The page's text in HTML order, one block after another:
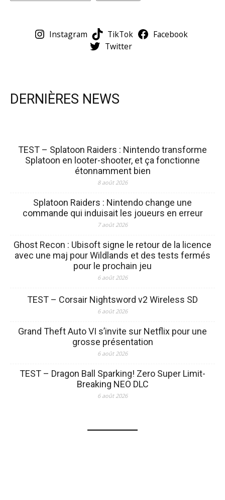
Instagram TikTok
Facebook
Twitter
DERNIÈRES NEWS
TEST – Splatoon Raiders : Nintendo transforme
Splatoon en looter-shooter, et ça fonctionne
étonnamment bien
8 août 2026
Splatoon Raiders : Nintendo change une
commande qui induisait les joueurs en erreur
7 août 2026
Ghost Recon : Ubisoft signe le retour de la licence
avec une maj pour Wildlands et des tests fermés
pour le prochain jeu
6 août 2026
TEST – Corsair Nightsword v2 Wireless SD
6 août 2026
Grand Theft Auto VI s’invite sur Netflix pour une
grosse présentation
6 août 2026
TEST – Dragon Ball Sparking! Zero Super Limit-
Breaking NEO DLC
6 août 2026